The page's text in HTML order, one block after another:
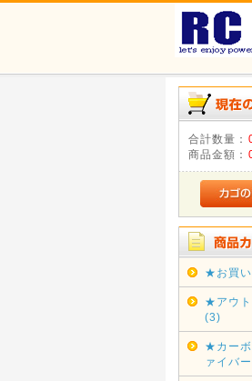
合計数量：
商品金額：
★お買
★アウ
(3)
★カーボ
ァイバ